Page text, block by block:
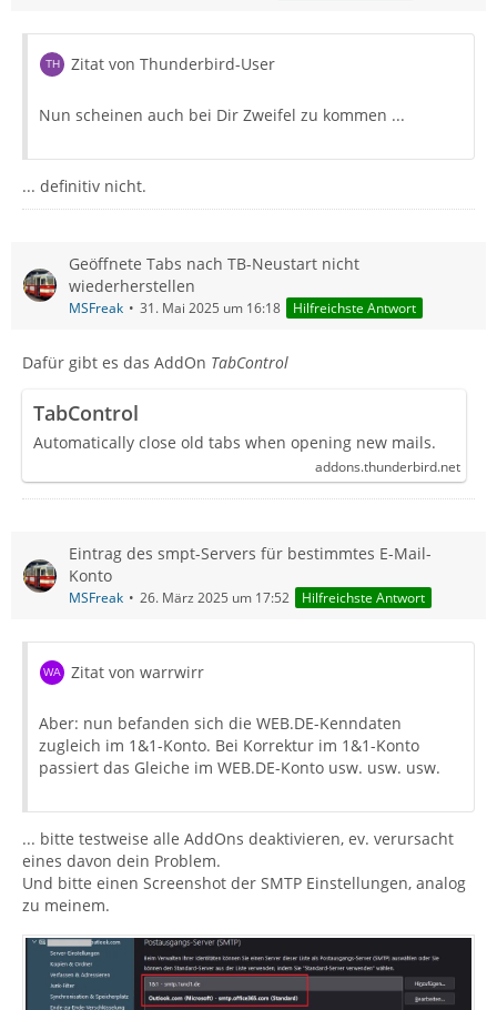
Zitat von Thunderbird-User
Nun scheinen auch bei Dir Zweifel zu kommen ...
... definitiv nicht.
Geöffnete Tabs nach TB-Neustart nicht
wiederherstellen
MSFreak 31. Mai 2025 um 16:18 Hilfreichste Antwort
Dafür gibt es das AddOn TabControl
TabControl
Automatically close old tabs when opening new mails.
addons.thunderbird.net
Eintrag des smpt-Servers für bestimmtes E-Mail-
Konto
MSFreak 26. März 2025 um 17:52 Hilfreichste Antwort
Zitat von warrwirr
Aber: nun befanden sich die WEB.DE-Kenndaten
zugleich im 1&1-Konto. Bei Korrektur im 1&1-Konto
passiert das Gleiche im WEB.DE-Konto usw. usw. usw.
... bitte testweise alle AddOns deaktivieren, ev. verursacht
eines davon dein Problem.
Und bitte einen Screenshot der SMTP Einstellungen, analog
zu meinem.